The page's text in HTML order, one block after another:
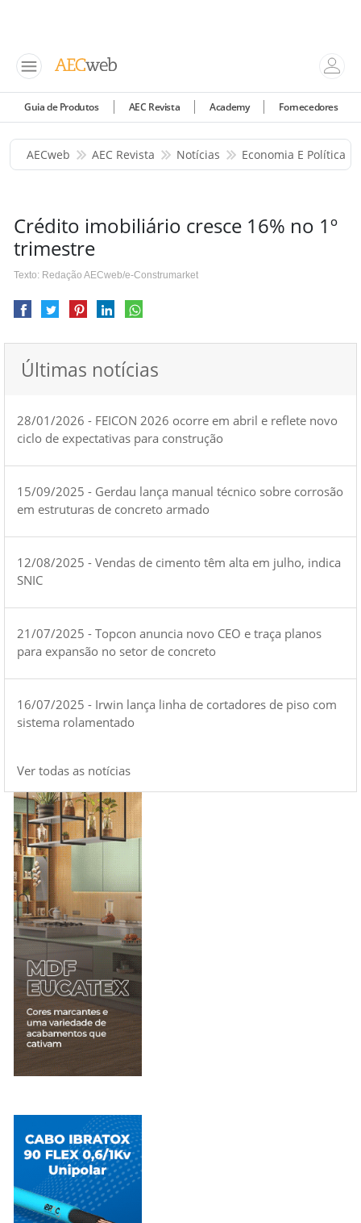
Guia de Produtos AEC Revista Academy Fornecedores
AECweb AEC Revista Notícias Economia E Política
Crédito imobiliário cresce 16% no 1º
trimestre
Texto: Redação AECweb/e-Construmarket
Últimas notícias
28/01/2026 - FEICON 2026 ocorre em abril e reflete novo
ciclo de expectativas para construção
15/09/2025 - Gerdau lança manual técnico sobre corrosão
em estruturas de concreto armado
12/08/2025 - Vendas de cimento têm alta em julho, indica
SNIC
21/07/2025 - Topcon anuncia novo CEO e traça planos
para expansão no setor de concreto
16/07/2025 - Irwin lança linha de cortadores de piso com
sistema rolamentado
Ver todas as notícias